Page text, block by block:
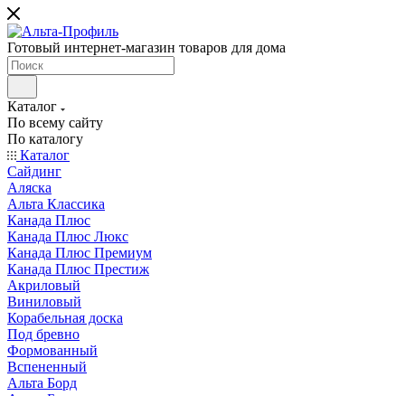
Готовый интернет-магазин товаров для дома
Каталог
По всему сайту
По каталогу
Каталог
Сайдинг
Аляска
Альта Классика
Канада Плюс
Канада Плюс Люкс
Канада Плюс Премиум
Канада Плюс Престиж
Акриловый
Виниловый
Корабельная доска
Под бревно
Формованный
Вспененный
Альта Борд